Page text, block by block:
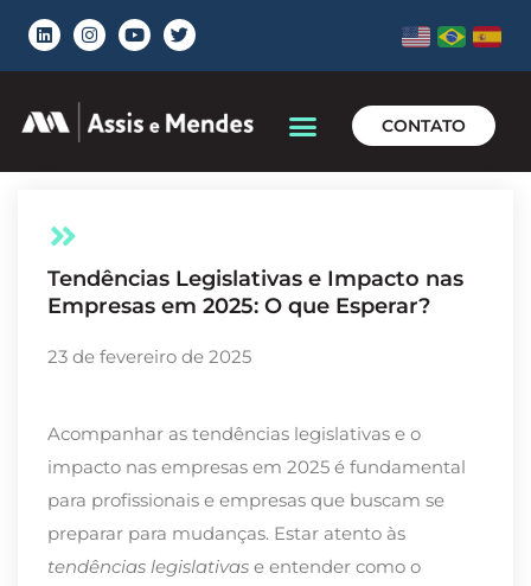
CONTATO
Tendências Legislativas e Impacto nas
Empresas em 2025: O que Esperar?
23 de fevereiro de 2025
Acompanhar as tendências legislativas e o
impacto nas empresas em 2025 é fundamental
para profissionais e empresas que buscam se
preparar para mudanças. Estar atento às
tendências legislativas e entender como o